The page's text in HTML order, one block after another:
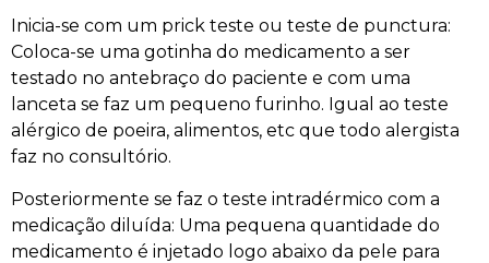
Inicia-se com um prick teste ou teste de punctura:
Coloca-se uma gotinha do medicamento a ser
testado no antebraço do paciente e com uma
lanceta se faz um pequeno furinho. Igual ao teste
alérgico de poeira, alimentos, etc que todo alergista
faz no consultório.
Posteriormente se faz o teste intradérmico com a
medicação diluída: Uma pequena quantidade do
medicamento é injetado logo abaixo da pele para